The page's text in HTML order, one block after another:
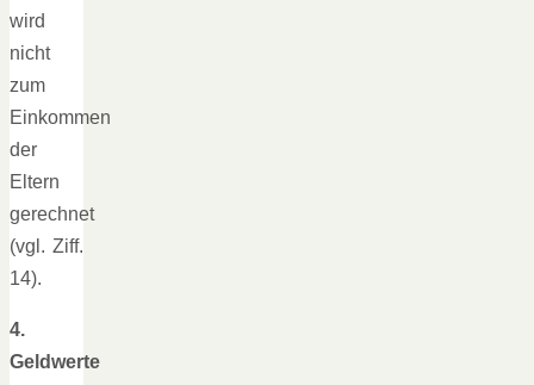
wird
nicht
zum
Einkommen
der
Eltern
gerechnet
(vgl. Ziff.
14).
4.
Geldwerte